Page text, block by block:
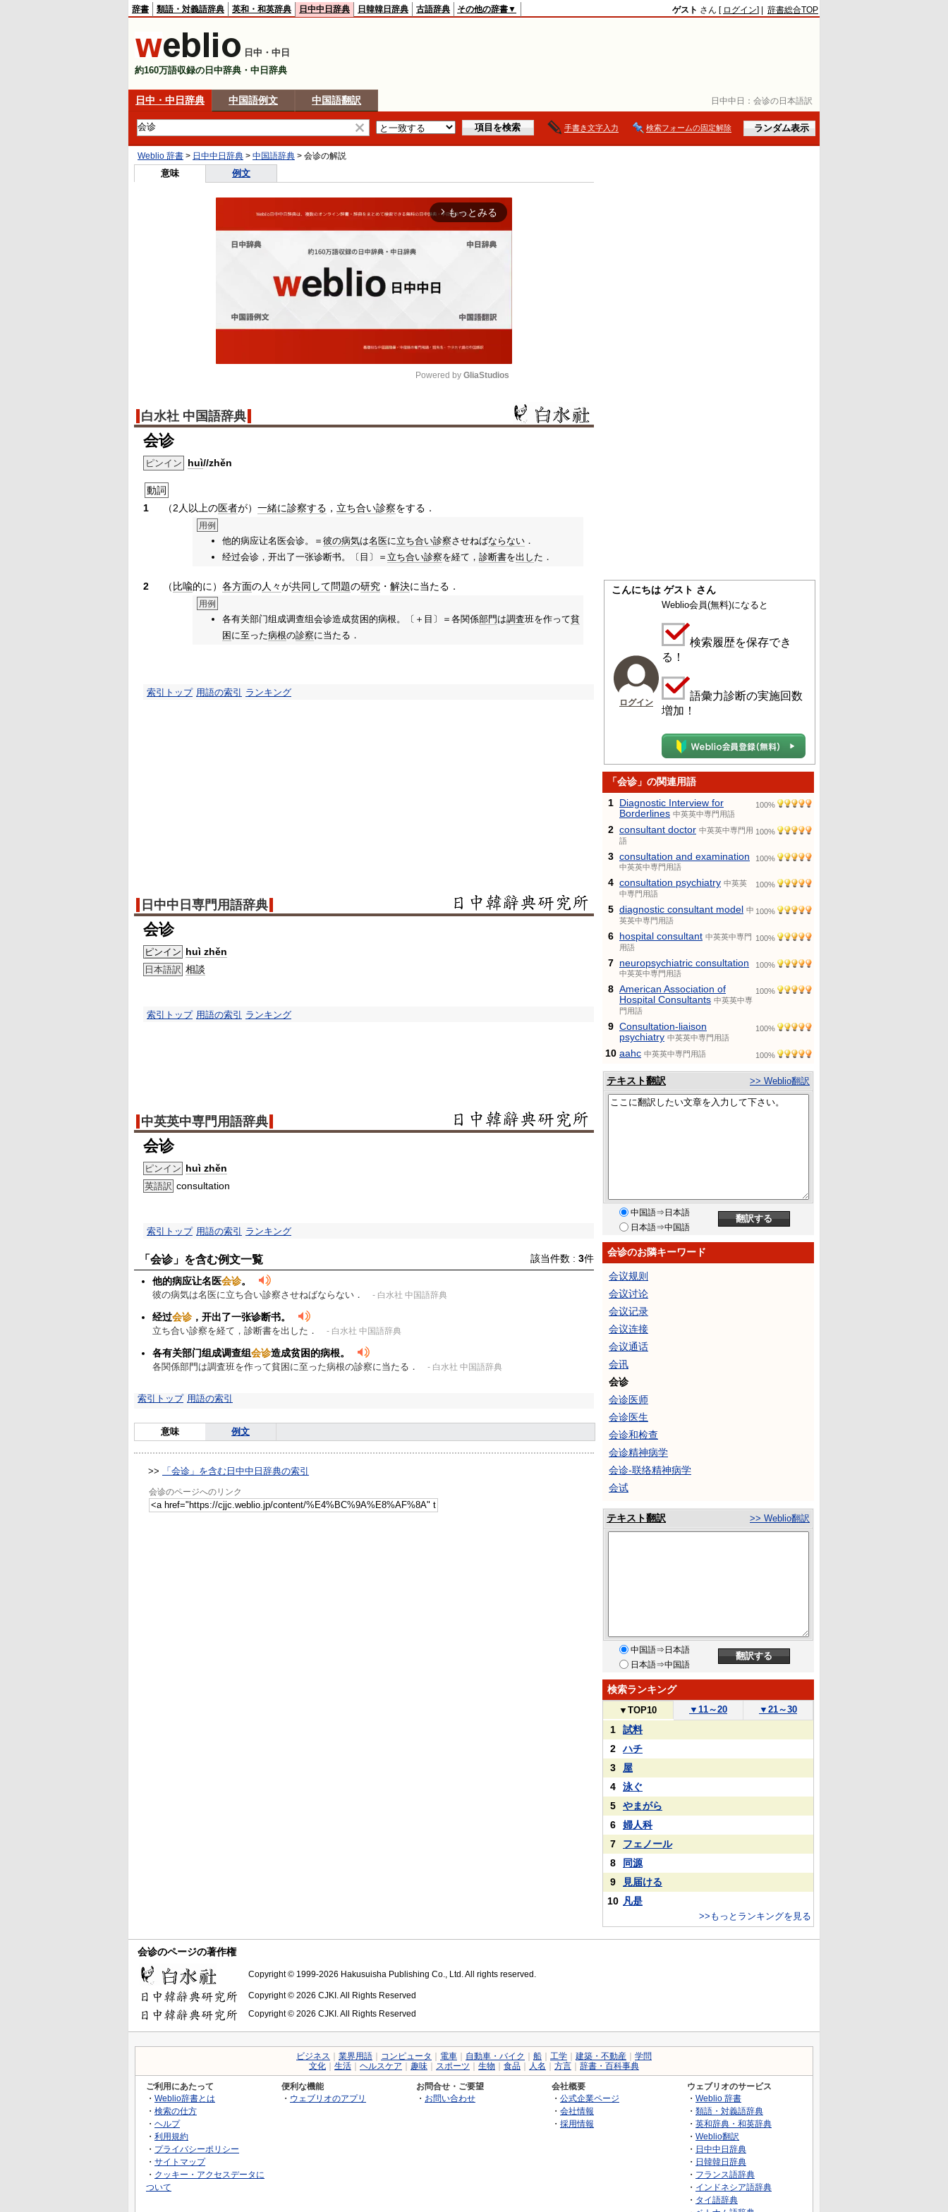
日中中日： 会诊の日本語訳
辞書 類語・対義語辞典 英和・和英辞典 日中中日辞典 日韓韓日辞典 古語辞典 その他の辞書▼ ゲスト さん [ ログイン] | 辞書総合TOP
日中・中日
約160万語収録の日中辞典・中日辞典
日中・中日辞典 中国語例文 中国語翻訳
手書き文字入力 検索フォームの固定解除
Weblio 辞書 > 日中中日辞典 > 中国語辞典 > 会诊の解説
意味 例文
arrow_forward_ios もっとみる
Powered by GliaStudios
白水社 中国語辞典
会诊
ピンイン huì//zhěn
動詞
1
（2人以上の医者が） 一緒に診察する ， 立ち合い診察をする．
用例
他的病应让名医会诊。＝ 彼の病気は名医に立ち合い診察させねばならない ．
经过会诊，开出了一张诊断书。〔目〕＝ 立ち合い診察を経て， 診断書を出し た．
2 （ 比喩的に） 各方面の人々が共同して問題の研究 ・ 解決に当たる．
用例
各有关部门组成调查组会诊造成贫困的病根。〔＋目〕＝各関係部門 は調査班を作って貧
困 に至った病根の診察に当たる．
索引トップ 用語の索引 ランキング
日中中日専門用語辞典
会诊
ピンイン huì zhěn
日本語訳 相談
索引トップ 用語の索引 ランキング
中英英中専門用語辞典
会诊
ピンイン huì zhěn
英語訳 consultation
索引トップ 用語の索引 ランキング
「会诊」を含む例文一覧 該当件数 : 3件
他的病应让名医会诊。
彼の病気は名医に立ち合い診察させねばならない． - 白水社 中国語辞典
经过会诊，开出了一张诊断书。
立ち合い診察を経て，診断書を出した． - 白水社 中国語辞典
各有关部门组成调查组会诊造成贫困的病根。
各関係部門は調査班を作って貧困に至った病根の診察に当たる． - 白水社 中国語辞典
索引トップ 用語の索引
意味 例文
>> 「会诊」を含む日中中日辞典の索引
会诊のページへのリンク
こんにちは ゲスト さん
ログイン
Weblio会員(無料)になると
検索履歴を保存でき
る！
語彙力診断の実施回数
増加！
「会诊」の関連用語
1 Diagnostic Interview for
Borderlines 中英英中専門用語
100%
2 consultant doctor 中英英中専門用
語
100%
3 consultation and examination
中英英中専門用語
100%
4 consultation psychiatry 中英英
中専門用語
100%
5 diagnostic consultant model 中
英英中専門用語
100%
6 hospital consultant 中英英中専門
用語
100%
7 neuropsychiatric consultation
中英英中専門用語
100%
8 American Association of
Hospital Consultants 中英英中専
門用語
100%
9 Consultation-liaison
psychiatry 中英英中専門用語
100%
10 aahc 中英英中専門用語 100%
テキスト翻訳 >> Weblio翻訳
中国語⇒日本語
日本語⇒中国語
会诊のお隣キーワード
会议规则
会议讨论
会议记录
会议连接
会议通话
会讯
会诊
会诊医师
会诊医生
会诊和检查
会诊精神病学
会诊-联络精神病学
会试
テキスト翻訳 >> Weblio翻訳
中国語⇒日本語
日本語⇒中国語
検索ランキング
▼ TOP10 ▼ 11～20 ▼ 21～30
1
試料
2
ハチ
3
屋
4
泳ぐ
5
やまがら
6
婦人科
7
フェノール
8
同源
9
見届ける
10 凡是
>>もっとランキングを見る
会诊のページの著作権
Copyright © 1999-2026 Hakusuisha Publishing Co., Ltd. All rights reserved.
Copyright © 2026 CJKI. All Rights Reserved
Copyright © 2026 CJKI. All Rights Reserved
ビジネス 業界用語 コンピュータ 電車 自動車・バイク 船 工学 建築・不動産
学問
文化
生活 ヘルスケア 趣味 スポーツ 生物 食品 人名 方言 辞書・百科事典
ご利用にあたって
・ Weblio辞書とは
・ 検索の仕方
・ ヘルプ
・ 利用規約
・ プライバシーポリシー
・ サイトマップ
・ クッキー・アクセスデータに
ついて
便利な機能
・ ウェブリオのアプリ
お問合せ・ご要望
・ お問い合わせ
会社概要
・ 公式企業ページ
・ 会社情報
・ 採用情報
ウェブリオのサービス
・ Weblio 辞書
・ 類語・対義語辞典
・ 英和辞典・和英辞典
・ Weblio翻訳
・ 日中中日辞典
・ 日韓韓日辞典
・ フランス語辞典
・ インドネシア語辞典
・ タイ語辞典